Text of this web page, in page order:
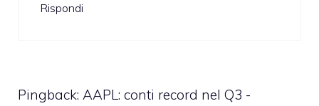
Rispondi
Pingback: AAPL: conti record nel Q3 -